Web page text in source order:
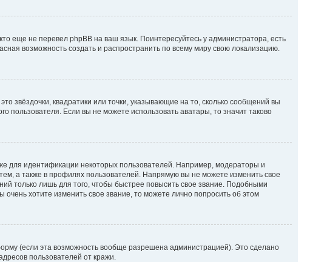
еще не перевел phpBB на ваш язык. Поинтересуйтесь у администратора, есть
возможность создать и распространить по всему миру свою локализацию.
звёздочки, квадратики или точки, указывающие на то, сколько сообщений вы
пользователя. Если вы не можете использовать аватары, то значит таково
для идентификации некоторых пользователей. Например, модераторы и
а также в профилях пользователей. Напрямую вы не можете изменить свое
только лишь для того, чтобы быстрее повысить свое звание. Подобными
хотите изменить свое звание, то можете лично попросить об этом
(если эта возможность вообще разрешена администрацией). Это сделано
пользователей от кражи.